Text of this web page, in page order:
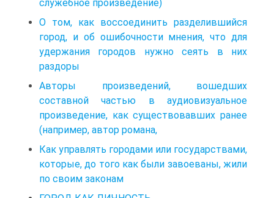
служебное произведение)
О том, как воссоединить разделившийся
город, и об ошибочности мнения, что для
удержания городов нужно сеять в них
раздоры
Авторы произведений, вошедших
составной частью в аудиовизуальное
произведение, как существовавших ранее
(например, автор романа,
Как управлять городами или государствами,
которые, до того как были завоеваны, жили
по своим законам